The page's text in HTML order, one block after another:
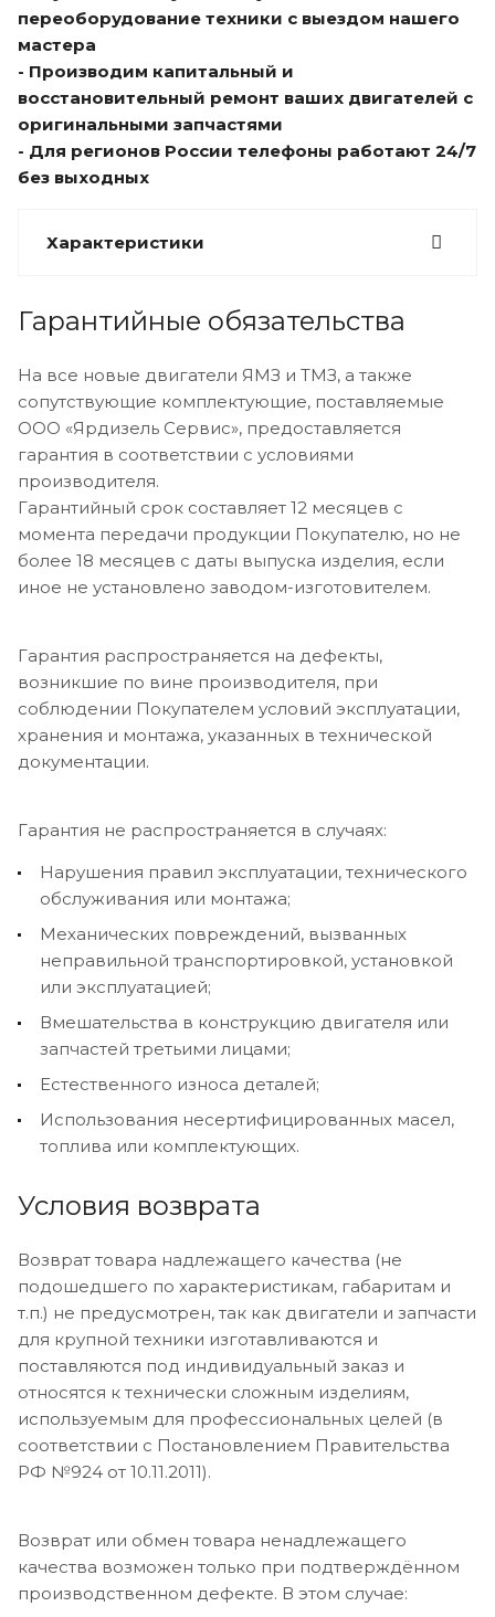
переоборудование техники с выездом нашего
мастера
- Производим капитальный и
восстановительный ремонт ваших двигателей с
оригинальными запчастями
- Для регионов России телефоны работают 24/7
без выходных
Характеристики
Гарантийные обязательства
На все новые двигатели ЯМЗ и ТМЗ, а также
сопутствующие комплектующие, поставляемые
ООО «Ярдизель Сервис», предоставляется
гарантия в соответствии с условиями
производителя.
Гарантийный срок составляет 12 месяцев с
момента передачи продукции Покупателю, но не
более 18 месяцев с даты выпуска изделия, если
иное не установлено заводом-изготовителем.
Гарантия распространяется на дефекты,
возникшие по вине производителя, при
соблюдении Покупателем условий эксплуатации,
хранения и монтажа, указанных в технической
документации.
Гарантия не распространяется в случаях:
Нарушения правил эксплуатации, технического
обслуживания или монтажа;
Механических повреждений, вызванных
неправильной транспортировкой, установкой
или эксплуатацией;
Вмешательства в конструкцию двигателя или
запчастей третьими лицами;
Естественного износа деталей;
Использования несертифицированных масел,
топлива или комплектующих.
Условия возврата
Возврат товара надлежащего качества (не
подошедшего по характеристикам, габаритам и
т.п.) не предусмотрен, так как двигатели и запчасти
для крупной техники изготавливаются и
поставляются под индивидуальный заказ и
относятся к технически сложным изделиям,
используемым для профессиональных целей (в
соответствии с Постановлением Правительства
РФ №924 от 10.11.2011).
Возврат или обмен товара ненадлежащего
качества возможен только при подтверждённом
производственном дефекте. В этом случае: